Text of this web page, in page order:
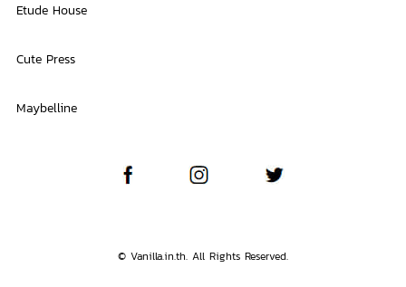
Etude House
Cute Press
Maybelline
© Vanilla.in.th. All Rights Reserved.